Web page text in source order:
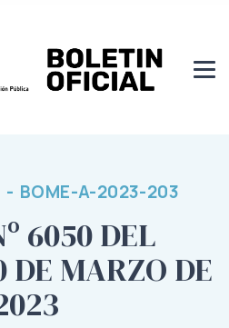
- BOME-A-2023-203
6050 DEL
DE MARZO DE